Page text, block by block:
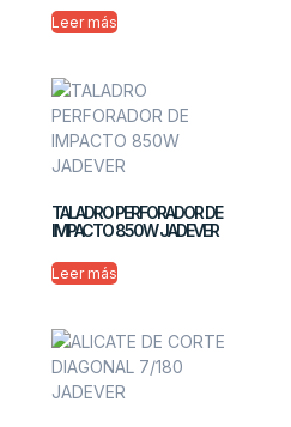
Leer más
TALADRO PERFORADOR DE
IMPACTO 850W JADEVER
Leer más